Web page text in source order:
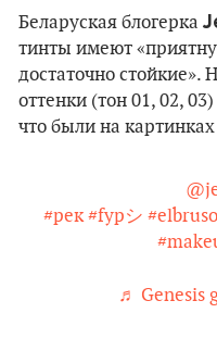
Беларуская блогерка
тинты имеют
достаточно стойкие».
оттенки (тон 01, 02,
что были на
#рек #fypシ #elbruso
♬ Genesis